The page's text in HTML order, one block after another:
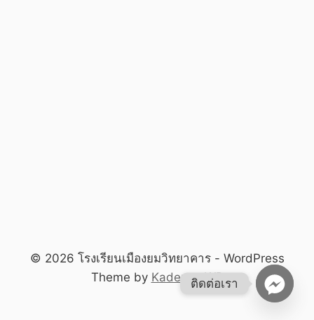
© 2026 โรงเรียนเมืองยมวิทยาคาร - WordPress
Theme by Kadence WP
ติดต่อเรา